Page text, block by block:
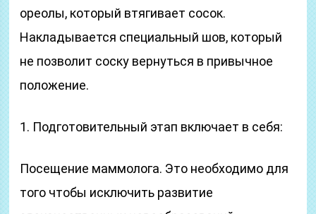
ореолы, который втягивает сосок.
Накладывается специальный шов, который
не позволит соску вернуться в привычное
положение.
1. Подготовительный этап включает в себя:
Посещение маммолога. Это необходимо для
того чтобы исключить развитие